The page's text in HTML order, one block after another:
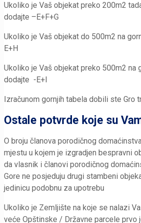
Ukoliko je Vaš objekat preko 200m2
dodajte –E+F+G
Ukoliko je Vaš objekat do 500m2 na
E+H
Ukoliko je Vaš objekat preko 500m2 na
dodajte -E+I
Izračunom gornjih tabela dobili ste Gro
Ostale potvrde koje su
O broju članova porodičnog
mjestu u kojem je izgradjen bespravni
da vlasnik i članovi porodičnog
Gore ne posjeduju drugi stambeni
jedinicu podobnu za upotrebu
Ukoliko je Zemljište na koje se nalazi
veće Opštinske / Državne parcele prvo